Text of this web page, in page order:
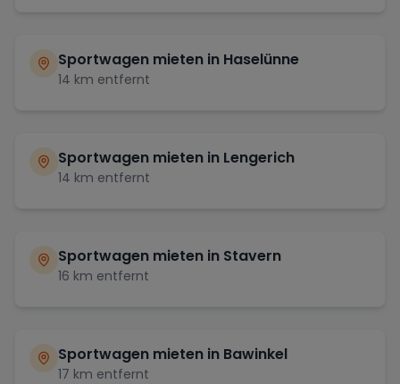
Sportwagen mieten in Haselünne
14 km entfernt
Sportwagen mieten in Lengerich
14 km entfernt
Sportwagen mieten in Stavern
16 km entfernt
Sportwagen mieten in Bawinkel
17 km entfernt